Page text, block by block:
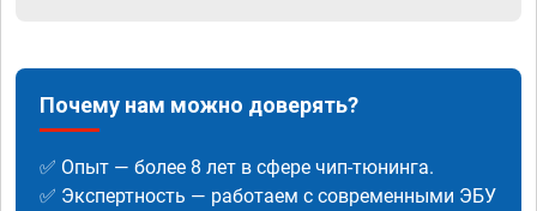
Почему нам можно доверять?
✅ Опыт — более 8 лет в сфере чип-тюнинга.
✅ Экспертность — работаем с современными ЭБУ